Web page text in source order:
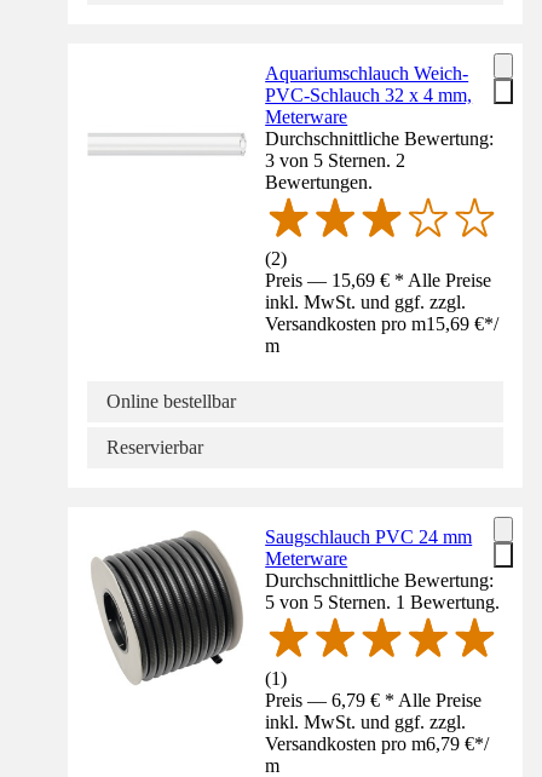
Aquariumschlauch Weich-
PVC-Schlauch 32 x 4 mm,
Meterware
Durchschnittliche Bewertung:
3 von 5 Sternen. 2
Bewertungen.
(2)
Preis — 15,69 € * Alle Preise
inkl. MwSt. und ggf. zzgl.
Versandkosten pro m15,69 €*/
m
Online bestellbar
Reservierbar
Saugschlauch PVC 24 mm
Meterware
Durchschnittliche Bewertung:
5 von 5 Sternen. 1 Bewertung.
(1)
Preis — 6,79 € * Alle Preise
inkl. MwSt. und ggf. zzgl.
Versandkosten pro m6,79 €*/
m